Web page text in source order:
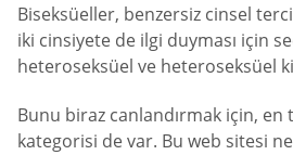
Biseksüeller, benzersiz cinsel
iki cinsiyete de ilgi duyması için
heteroseksüel ve heteroseksüel
Bunu biraz canlandırmak için,
kategorisi de var. Bu web sitesi